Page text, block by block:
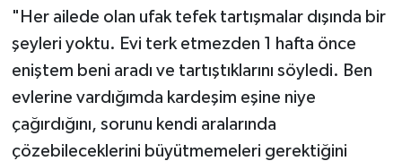
"Her ailede olan ufak tefek tartışmalar dışında bir
şeyleri yoktu. Evi terk etmezden 1 hafta önce
eniştem beni aradı ve tartıştıklarını söyledi. Ben
evlerine vardığımda kardeşim eşine niye
çağırdığını, sorunu kendi aralarında
çözebileceklerini büyütmemeleri gerektiğini